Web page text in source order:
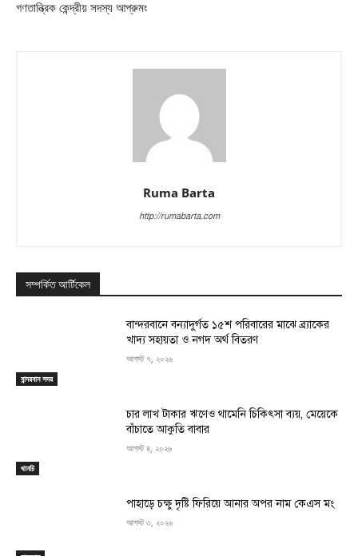
গণতান্ত্রিক কেন্দ্রীয় সদস্য আপ্রুমং
Ruma Barta
http://rumabarta.com
সম্পর্কিত আর্টিকেল
বান্দরবান সদর
বান্দরবানে বন্যাদুর্গত ১৫শ পরিবারের মাঝে ব্র্যাকের
খাদ্য সহায়তা ও নগদ অর্থ বিতরণ
আগস্ট ৭, ২০২৬
থানচি
চার লাখ টাকার ঋণেও থামেনি চিকিৎসা ব্যয়, মেয়েকে
বাঁচাতে আকুতি বাবার
আগস্ট ৪, ২০২৬
পাহাড়ে চক্ষু দৃষ্টি ফিরিয়ে আনার অপর নাম কেএস মং
আগস্ট ৩, ২০২৬